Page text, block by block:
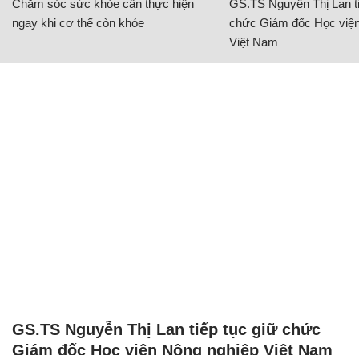
Chăm sóc sức khỏe cần thực hiện
ngay khi cơ thể còn khỏe
GS.TS Nguyễn Thị Lan
chức Giám đốc Học
Việt Nam
GS.TS Nguyễn Thị Lan tiếp tục giữ chức
Giám đốc Học viện Nông nghiệp Việt Nam